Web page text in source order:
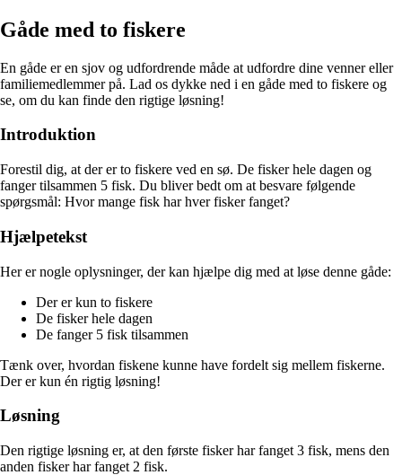
Gåde med to fiskere
En gåde er en sjov og udfordrende måde at udfordre dine venner eller
familiemedlemmer på. Lad os dykke ned i en gåde med to fiskere og
se, om du kan finde den rigtige løsning!
Introduktion
Forestil dig, at der er to fiskere ved en sø. De fisker hele dagen og
fanger tilsammen 5 fisk. Du bliver bedt om at besvare følgende
spørgsmål: Hvor mange fisk har hver fisker fanget?
Hjælpetekst
Her er nogle oplysninger, der kan hjælpe dig med at løse denne gåde:
Der er kun to fiskere
De fisker hele dagen
De fanger 5 fisk tilsammen
Tænk over, hvordan fiskene kunne have fordelt sig mellem fiskerne.
Der er kun én rigtig løsning!
Løsning
Den rigtige løsning er, at den første fisker har fanget 3 fisk, mens den
anden fisker har fanget 2 fisk.